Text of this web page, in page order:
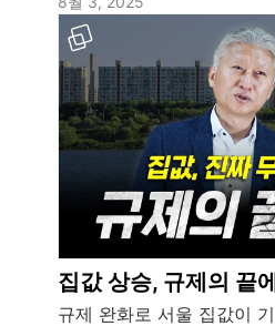
집값 상승, 규제의 끝
규제 완화로 서울 집값이